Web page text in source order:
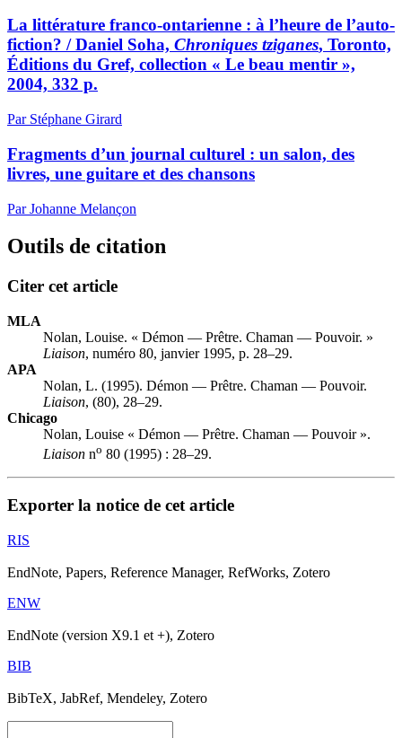
La littérature franco-ontarienne : à l’heure de l’auto-
fiction? / Daniel Soha, Chroniques tziganes, Toronto,
Éditions du Gref, collection « Le beau mentir »,
2004, 332 p.
Par Stéphane Girard
Fragments d’un journal culturel : un salon, des
livres, une guitare et des chansons
Par Johanne Melançon
Outils de citation
Citer cet article
MLA
Nolan, Louise. « Démon — Prêtre. Chaman — Pouvoir. »
Liaison, numéro 80, janvier 1995, p. 28–29.
APA
Nolan, L. (1995). Démon — Prêtre. Chaman — Pouvoir.
Liaison, (80), 28–29.
Chicago
Nolan, Louise « Démon — Prêtre. Chaman — Pouvoir ».
Liaison no 80 (1995) : 28–29.
Exporter la notice de cet article
RIS
EndNote, Papers, Reference Manager, RefWorks, Zotero
ENW
EndNote (version X9.1 et +), Zotero
BIB
BibTeX, JabRef, Mendeley, Zotero